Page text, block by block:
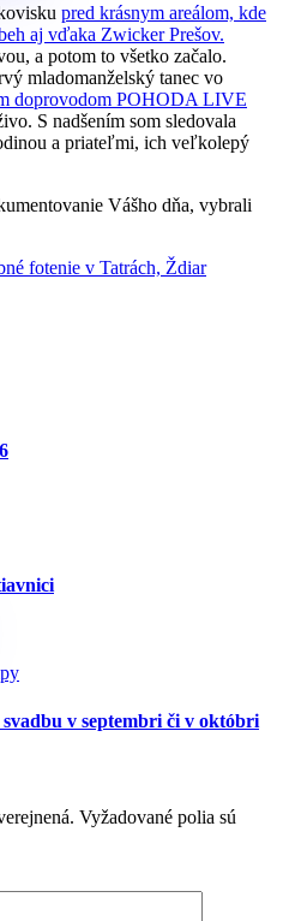
pred krásnym areálom, kde
aj vďaka Zwicker Prešov.
a potom to všetko začalo.
mladomanželský tanec vo
doprovodom POHODA LIVE
S nadšením som sledovala
a priateľmi, ich veľkolepý
Vášho dňa, vybrali
fotenie v Tatrách, Ždiar
v septembri či v októbri
Vyžadované polia sú